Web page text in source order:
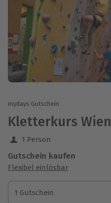
mydays Gutschein
Kletterkurs Wien
1 Person
Gutschein kaufen
Flexibel einlösbar
1 Gutschein
1 Gutschein
1 Gutschein